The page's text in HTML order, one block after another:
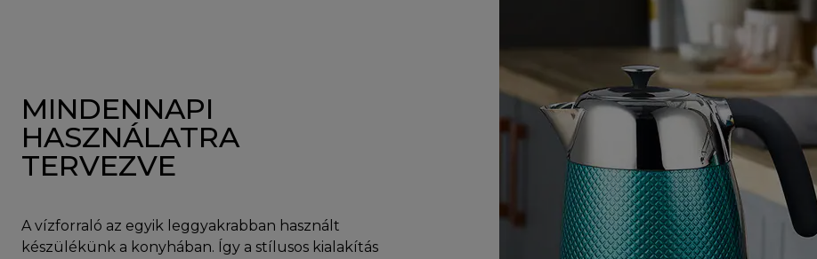
MINDENNAPI
HASZNÁLATRA
TERVEZVE
A vízforraló az egyik leggyakrabban használt
készülékünk a konyhában. Így a stílusos kialakítás